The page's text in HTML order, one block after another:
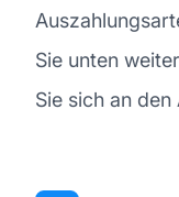
Sie unten
Sie sich an